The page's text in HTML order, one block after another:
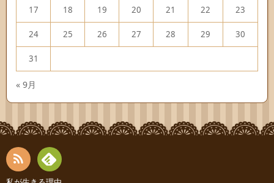
17 18 19 20 21 22 23
24 25 26 27 28 29 30
31
« 9月